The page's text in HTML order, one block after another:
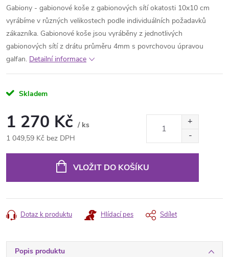
Gabiony - gabionové koše z gabionových sítí okatosti 10x10 cm
vyrábíme v různých velikostech podle individuálních požadavků
zákazníka. Gabionové koše jsou vyráběny z jednotlivých
gabionových sítí z drátu průměru 4mm s povrchovou úpravou
galfan. Detailní informace
Skladem
1 270 Kč / ks
1 049,59 Kč bez DPH
VLOŽIT DO KOŠÍKU
Dotaz k produktu Hlídací pes Sdílet
Popis produktu